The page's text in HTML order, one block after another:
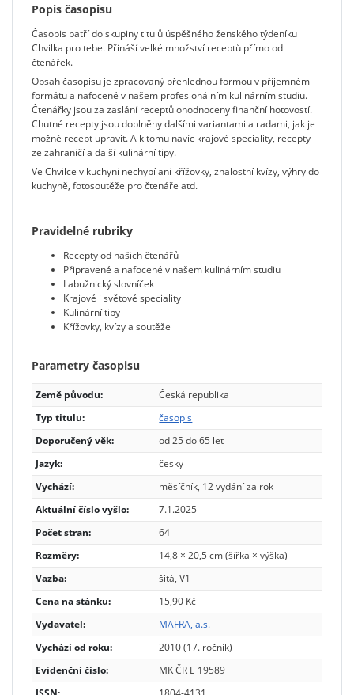
Popis časopisu
Časopis patří do skupiny titulů úspěšného ženského týdeníku
Chvilka pro tebe. Přináší velké množství receptů přímo od
čtenářek.
Obsah časopisu je zpracovaný přehlednou formou v příjemném
formátu a nafocené v našem profesionálním kulinárním studiu.
Čtenářky jsou za zaslání receptů ohodnoceny finanční hotovostí.
Chutné recepty jsou doplněny dalšími variantami a radami, jak je
možné recept upravit. A k tomu navíc krajové speciality, recepty
ze zahraničí a další kulinární tipy.
Ve Chvilce v kuchyni nechybí ani křížovky, znalostní kvízy, výhry do
kuchyně, fotosoutěže pro čtenáře atd.
Pravidelné rubriky
Recepty od našich čtenářů
Připravené a nafocené v našem kulinárním studiu
Labužnický slovníček
Krajové i světové speciality
Kulinární tipy
Křížovky, kvízy a soutěže
Parametry časopisu
Země původu:
Česká republika
Typ titulu:
časopis
Doporučený věk:
od 25 do 65 let
Jazyk:
česky
Vychází:
měsíčník, 12 vydání za rok
Aktuální číslo vyšlo:
7.1.2025
Počet stran:
64
Rozměry:
14,8 × 20,5 cm (šířka × výška)
Vazba:
šitá, V1
Cena na stánku:
15,90 Kč
Vydavatel:
MAFRA, a.s.
Vychází od roku:
2010 (17. ročník)
Evidenční číslo:
MK ČR E 19589